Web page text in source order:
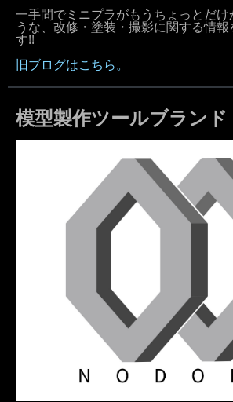
一手間でミニプラがもうちょっとだけ
うな、改修・塗装・撮影に関する情報
す!!
旧ブログはこちら。
模型製作ツールブランド